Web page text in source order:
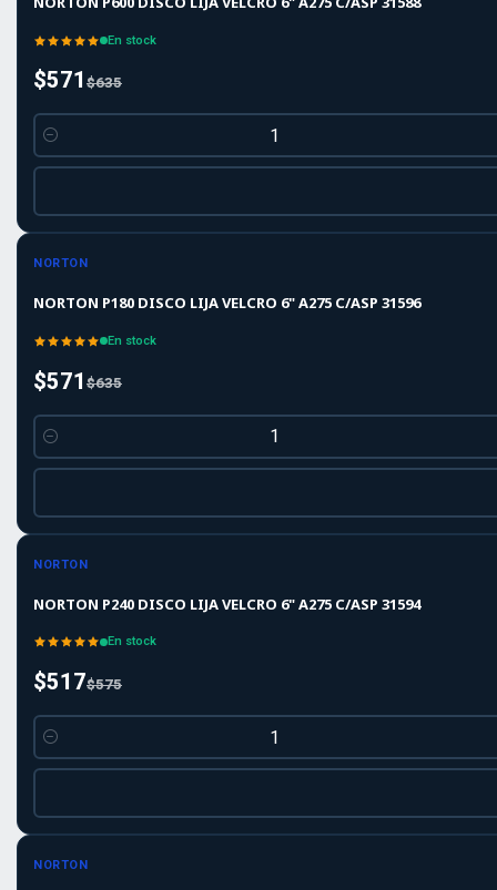
En stock
$571 $635
Cantidad
-10%OFF
NORTON
NORTON P180 DISCO LIJA VELCRO 6" A275 C/ASP 31596
En stock
$571 $635
Cantidad
-10%OFF
NORTON
NORTON P240 DISCO LIJA VELCRO 6" A275 C/ASP 31594
En stock
$517$575
Cantidad
-10%OFF
NORTON